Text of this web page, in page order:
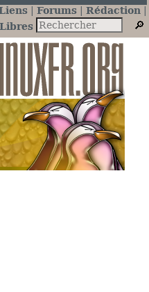
Forums
Rédaction